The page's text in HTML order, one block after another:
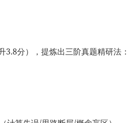
分），提炼出三阶真题精研法：